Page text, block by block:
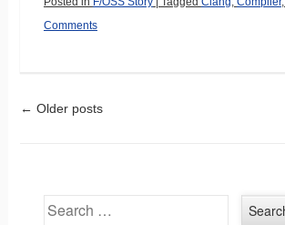
Comments
Post navigation
← Older posts
Search